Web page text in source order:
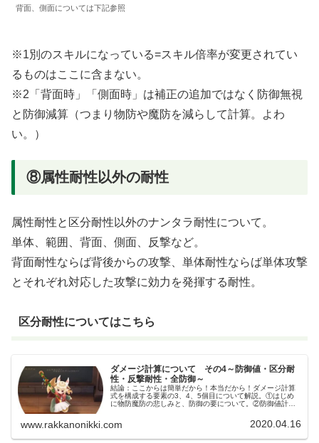
背面、側面については下記参照
※1別のスキルになっている=スキル倍率が変更されてい
るものはここに含まない。
※2「背面時」「側面時」は補正の追加ではなく防御無視
と防御減算（つまり物防や魔防を減らして計算。よわ
い。）
⑧属性耐性以外の耐性
属性耐性と区分耐性以外のナンタラ耐性について。
単体、範囲、背面、側面、反撃など。
背面耐性ならば背後からの攻撃、単体耐性ならば単体攻撃
とそれぞれ対応した攻撃に効力を発揮する耐性。
区分耐性についてはこちら
ダメージ計算について その4～防御値・区分耐
性・反撃耐性・全防御～
結論：ここからは簡単だから！本当だから！ダメージ計算
式を構成する要素の3、4、5個目について解説。①はじめ
に物防魔防の悲しみと、防御の要について。②防御値計算
www.rakkanonikki.com 2020.04.16